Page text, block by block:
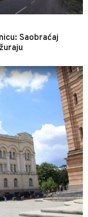
Saobraćaj
1